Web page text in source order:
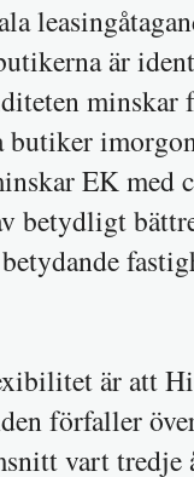
är
EK
betydligt
är att
förfaller
vart tredje